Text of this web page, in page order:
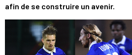
afin de se construire un avenir.